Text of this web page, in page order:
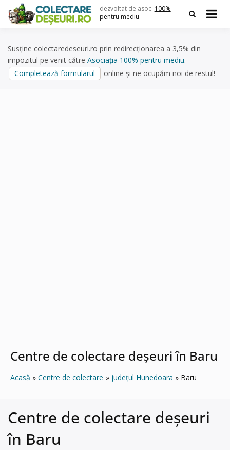
content
dezvoltat de asoc. 100%
pentru mediu
Susține colectaredeseuri.ro prin redirecționarea a 3,5% din
impozitul pe venit către Asociația 100% pentru mediu.
Completează formularul
online și ne ocupăm noi de restul!
Centre de colectare deșeuri în Baru
Acasă Centre de colectare județul Hunedoara Baru
Centre de colectare deșeuri
în Baru